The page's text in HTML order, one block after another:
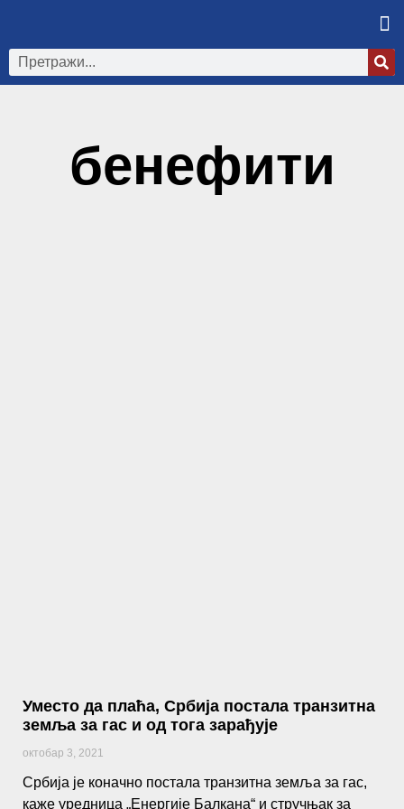
бенефити
Уместо да плаћа, Србија постала транзитна
земља за гас и од тога зарађује
октобар 3, 2021
Србија је коначно постала транзитна земља за гас,
каже уредница „Енергије Балкана“ и стручњак за